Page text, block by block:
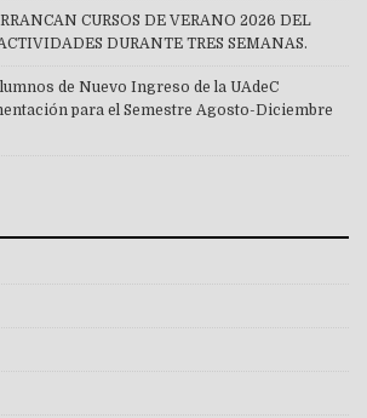
CURSOS DE VERANO 2026 DEL
DURANTE TRES SEMANAS.
de Nuevo Ingreso de la UAdeC
para el Semestre Agosto-Diciembre